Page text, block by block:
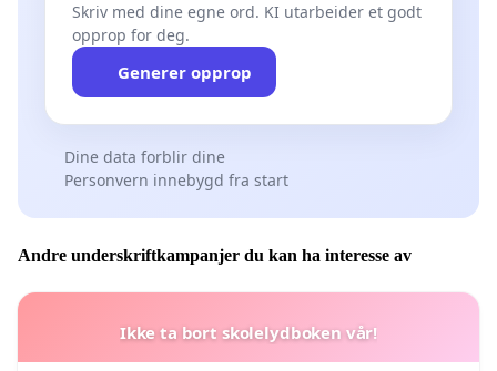
Skriv med dine egne ord. KI utarbeider et godt
opprop for deg.
Generer opprop
Dine data forblir dine
Personvern innebygd fra start
Andre underskriftkampanjer du kan ha interesse av
Ikke ta bort skolelydboken vår!